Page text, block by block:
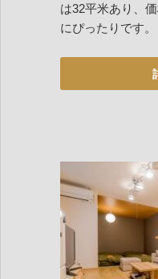
は32平米あり、
にぴったりです。